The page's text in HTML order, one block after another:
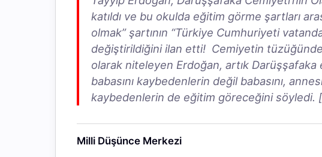
katıldı ve bu okulda eğitim görme şartları
olmak” şartının “Türkiye Cumhuriyeti
değiştirildiğini ilan etti! Cemiyetin tüzüğünde
olarak niteleyen Erdoğan, artık Darüşşafaka
babasını kaybedenlerin değil babasını,
kaybedenlerin de eğitim göreceğini söyledi.
Milli Düşünce Merkezi